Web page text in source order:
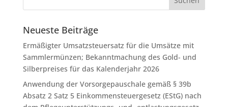
Neueste Beiträge
Ermäßigter Umsatzsteuersatz für die Umsätze mit
Sammlermünzen; Bekanntmachung des Gold- und
Silberpreises für das Kalenderjahr 2026
Anwendung der Vorsorgepauschale gemäß § 39b
Absatz 2 Satz 5 Einkommensteuergesetz (EStG) nach